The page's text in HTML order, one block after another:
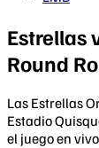
Estrellas
Round
Las Estrellas
Estadio
el juego en